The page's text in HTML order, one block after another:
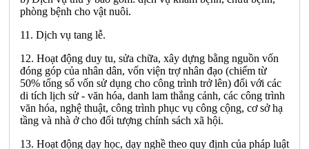
phòng bệnh cho vật nuôi.
11. Dịch vụ tang lễ.
12. Hoạt động duy tu, sửa chữa, xây dựng bằng nguồn vốn
đóng góp của nhân dân, vốn viện trợ nhân đạo (chiếm từ
50% tổng số vốn sử dụng cho công trình trở lên) đối với các
di tích lịch sử - văn hóa, danh lam thắng cảnh, các công trình
văn hóa, nghệ thuật, công trình phục vụ công cộng, cơ sở hạ
tầng và nhà ở cho đối tượng chính sách xã hội.
13. Hoạt động dạy học, dạy nghề theo quy định của pháp luật